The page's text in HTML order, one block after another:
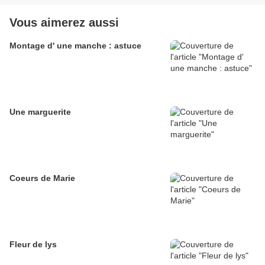
Vous aimerez aussi
Montage d' une manche : astuce
Une marguerite
Coeurs de Marie
Fleur de lys